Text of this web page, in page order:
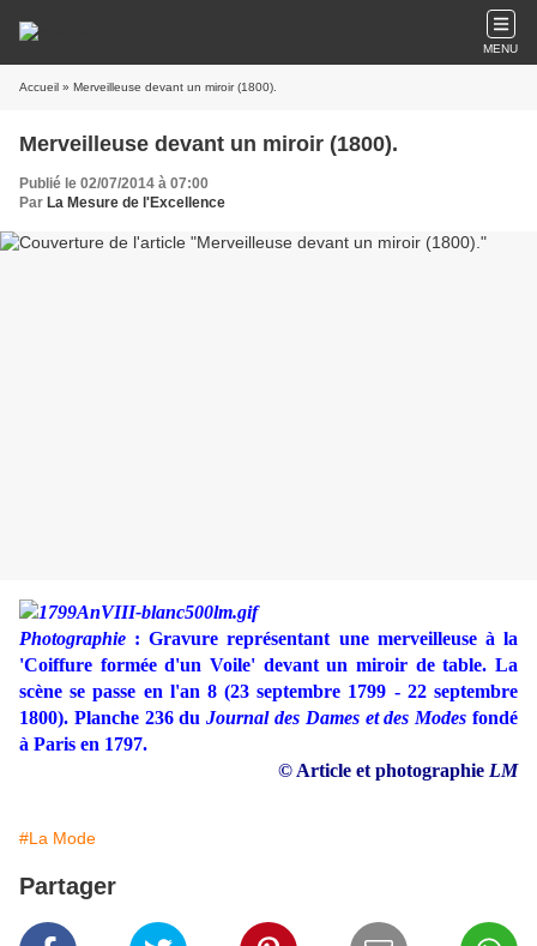
MENU
Accueil » Merveilleuse devant un miroir (1800).
Merveilleuse devant un miroir (1800).
Publié le 02/07/2014 à 07:00
Par La Mesure de l'Excellence
Photographie : Gravure représentant une merveilleuse à la
'Coiffure formée d'un Voile' devant un miroir de table. La
scène se passe en l'an 8 (23 septembre 1799 - 22 septembre
1800). Planche 236 duJournal des Dames et des Modes fondé
à Paris en 1797.
© Article et photographie LM
#La Mode
Partager